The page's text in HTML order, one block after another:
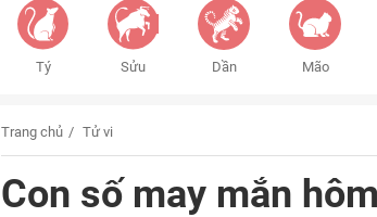
Tý Sửu Dần Mão
Trang chủ Tử vi
Con số may mắn